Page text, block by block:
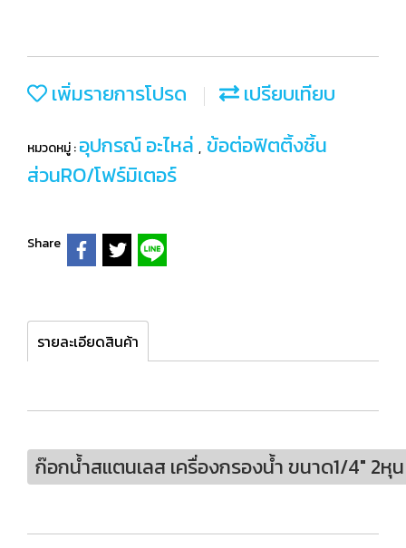
เพิ่มรายการโปรด เปรียบเทียบ
หมวดหมู่ :อุปกรณ์ อะไหล่ , ข้อต่อฟิตติ้งชิ้น
ส่วนRO/โฟร์มิเตอร์
Share
รายละเอียดสินค้า
ก๊อกน้ำสแตนเลส เครื่องกรองน้ำ ขนาด1/4" 2หุน